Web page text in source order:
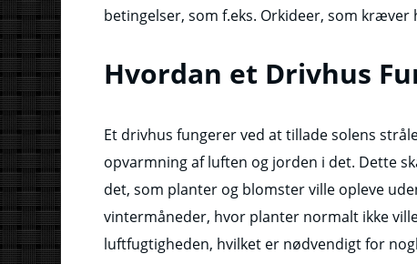
betingelser, som f.eks. Orkideer, som
Hvordan et Drivhus
Et drivhus fungerer ved at tillade solens
opvarmning af luften og jorden i det. Dette
det, som planter og blomster ville opleve
vintermåneder, hvor planter normalt ikke
luftfugtigheden, hvilket er nødvendigt for